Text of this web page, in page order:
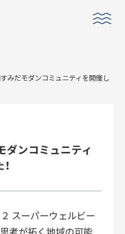
の主な活動
みだモダンコミュニティを開催し
ダンコミュニティ
２ スーパーウェルビー